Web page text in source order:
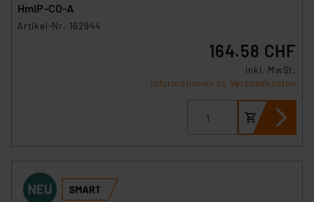
HmIP-CO-A
Artikel-Nr. 162944
164.58 CHF
inkl. MwSt.
Informationen zu Versandkosten